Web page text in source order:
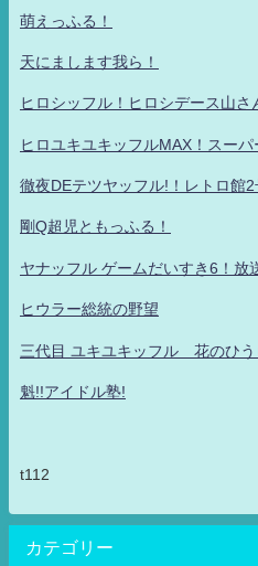
萌えっふる！
天にまします我ら！
ヒロシッフル！ヒロシデース山さ
ヒロユキユキッフルMAX！スーパ
徹夜DEテツヤッフル!！レトロ館2
剛Q超児ともっふる！
ヤナッフル ゲームだいすき6！放
ヒウラー総統の野望
三代目 ユキユキッフル 花のひう
魁!!アイドル塾!
t112
カテゴリー